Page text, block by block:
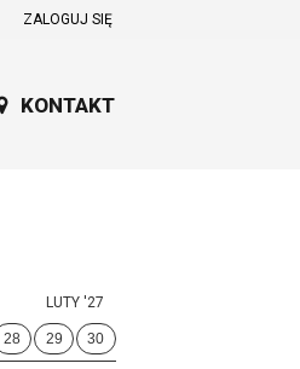
ZALOGUJ SIĘ
0,00
KONTAKT
LUTY '27
28 29 30